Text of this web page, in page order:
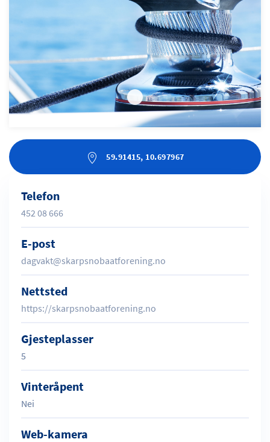
59.91415, 10.697967
Telefon
452 08 666
E-post
dagvakt@skarpsnobaatforening.no
Nettsted
https://skarpsnobaatforening.no
Gjesteplasser
5
Vinteråpent
Nei
Web-kamera